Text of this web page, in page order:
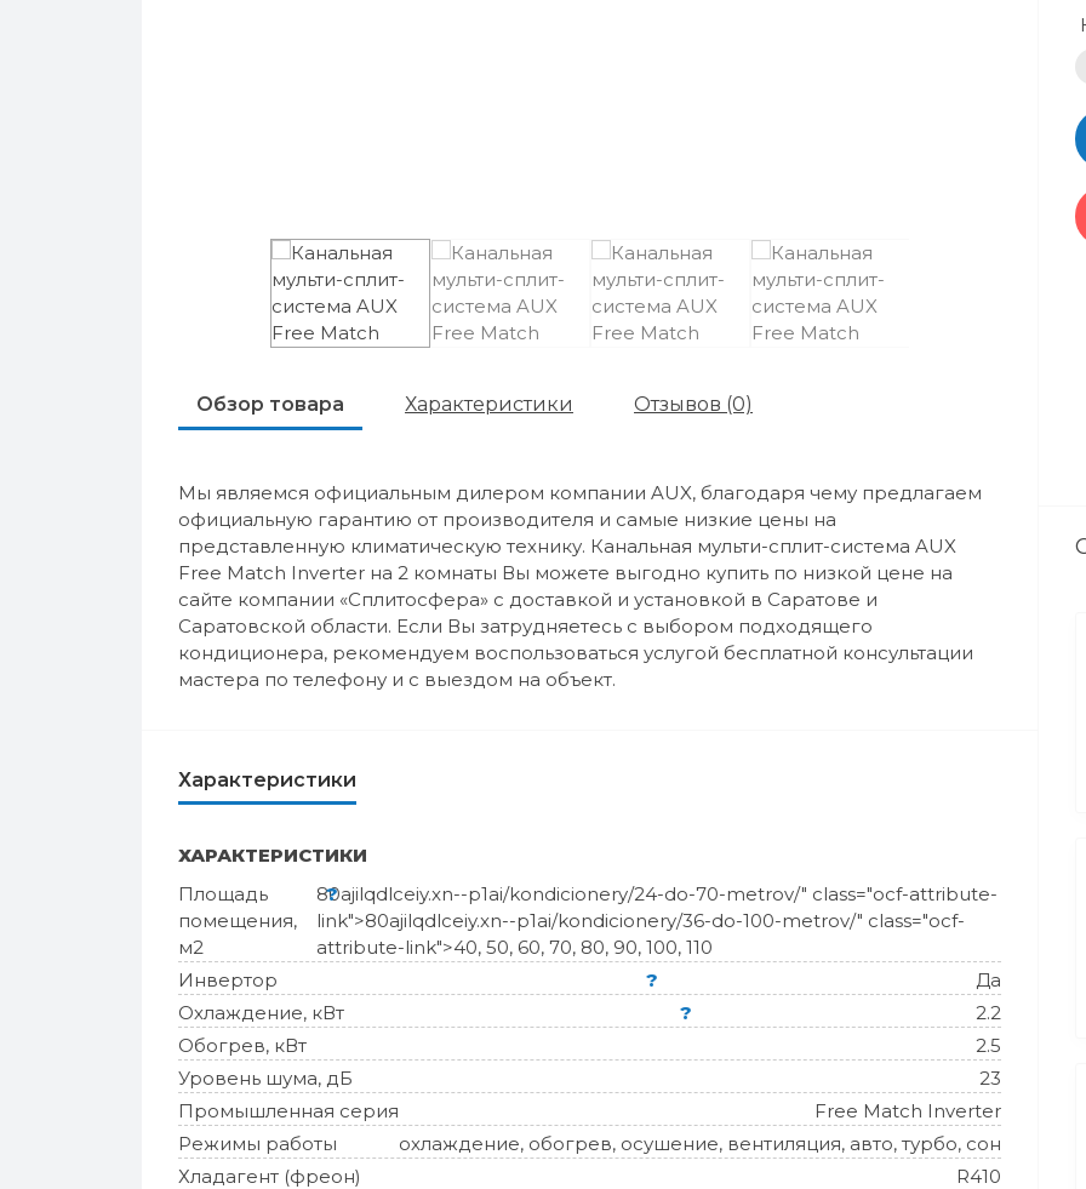
Обзор товара Характеристики Отзывов (0)
Мы являемся официальным дилером компании AUX, благодаря чему предлагаем
официальную гарантию от производителя и самые низкие цены на
представленную климатическую технику. Канальная мульти-сплит-система AUX
Free Match Inverter на 2 комнаты Вы можете выгодно купить по низкой цене на
сайте компании «Сплитосфера» с доставкой и установкой в Саратове и
Саратовской области. Если Вы затрудняетесь с выбором подходящего
кондиционера, рекомендуем воспользоваться услугой бесплатной консультации
мастера по телефону и с выездом на объект.
Характеристики
ХАРАКТЕРИСТИКИ
Площадь
помещения,
м2
?
80ajilqdlceiy.xn--p1ai/kondicionery/24-do-70-metrov/" class="ocf-attribute-
link">80ajilqdlceiy.xn--p1ai/kondicionery/36-do-100-metrov/" class="ocf-
attribute-link">40, 50, 60, 70, 80, 90, 100, 110
Инвертор
?
Да
Охлаждение, кВт
?
2.2
Обогрев, кВт
2.5
Уровень шума, дБ
23
Промышленная серия
Free Match Inverter
Режимы работы
охлаждение, обогрев, осушение, вентиляция, авто, турбо, сон
Хладагент (фреон)
R410